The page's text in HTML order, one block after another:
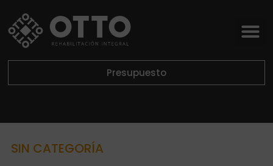
Presupuesto
SIN CATEGORÍA